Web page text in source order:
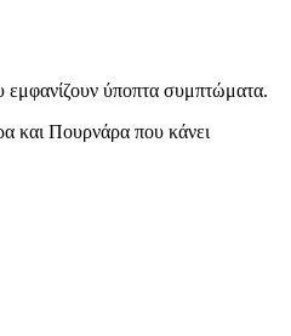
ύποπτα συμπτώματα.
και Πουρνάρα που κάνει